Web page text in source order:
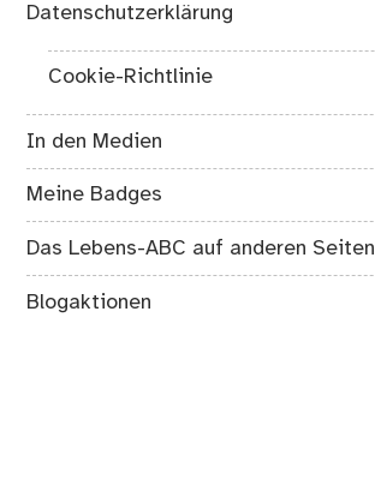
Datenschutzerklärung
Cookie-Richtlinie
In den Medien
Meine Badges
Das Lebens-ABC auf anderen Seiten
Blogaktionen